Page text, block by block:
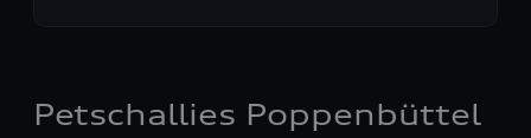
Petschallies Poppenbüttel